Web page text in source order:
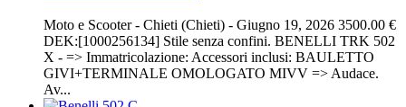
Moto e Scooter- Chieti (Chieti) - Giugno 19, 2026 3500.00 €
DEK:[1000256134] Stile senza confini. BENELLI TRK 502
X - => Immatricolazione: Accessori inclusi: BAULETTO
GIVI+TERMINALE OMOLOGATO MIVV => Audace.
Av...